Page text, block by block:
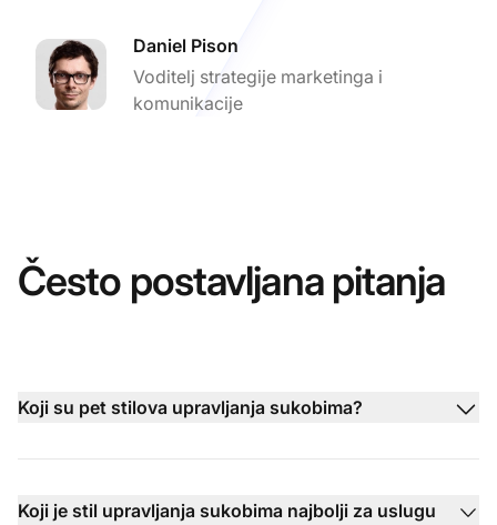
Daniel Pison
Voditelj strategije marketinga i
komunikacije
Često postavljana pitanja
Koji su pet stilova upravljanja sukobima?
Koji je stil upravljanja sukobima najbolji za uslugu